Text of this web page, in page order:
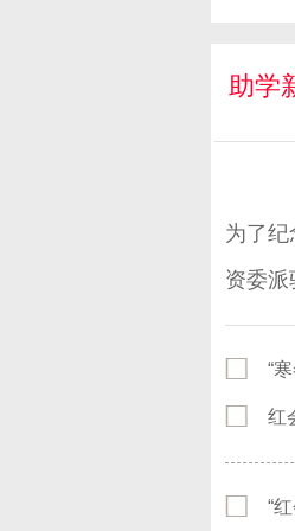
助学
为了
资委
单家村
“
红
“